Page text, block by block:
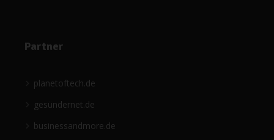
Partner
planetoftech.de
gesündernet.de
businessandmore.de